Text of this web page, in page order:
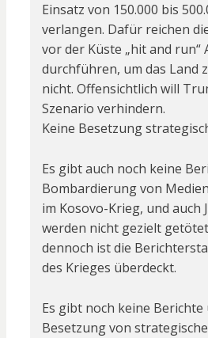
Einsatz von 150.000 bis
verlangen. Dafür reichen
vor der Küste „hit and run“
durchführen, um das Land
nicht. Offensichtlich will
Szenario verhindern.
Keine Besetzung
Es gibt auch noch keine
Bombardierung von
im Kosovo-Krieg, und auch
werden nicht gezielt
dennoch ist die
des Krieges überdeckt.
Es gibt noch keine Berichte
Besetzung von